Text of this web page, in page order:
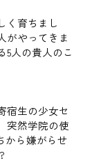
く育ちまし
がやってきま
5人の貴人のこ
宿生の少女セ
突然学院の使
から嫌がらせ